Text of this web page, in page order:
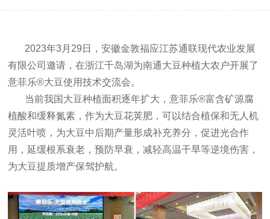
2023年3月29日，安徽金敦福应江苏通联现代农业发展
有限公司邀请，在浙江千岛湖为南通大豆种植大农户开展了
意菲乐®大豆使用技术交流会。
当前我国大豆种植面积逐年扩大，意菲乐®富含矿源腐
植酸和缓释氮素，作为大豆花荚肥，可以结合植保和无人机
灵活叶喷，为大豆中后期产量形成补充养分，促进光合作
用，延缓根系衰老，预防早衰，减轻高温干旱等逆境伤害，
为大豆提质增产保驾护航。